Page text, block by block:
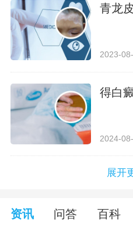
青龙
2023-
得白
2024-
展开
资讯 问答 百科